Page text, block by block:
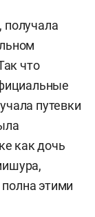
получала
что
путевки
как дочь
этими